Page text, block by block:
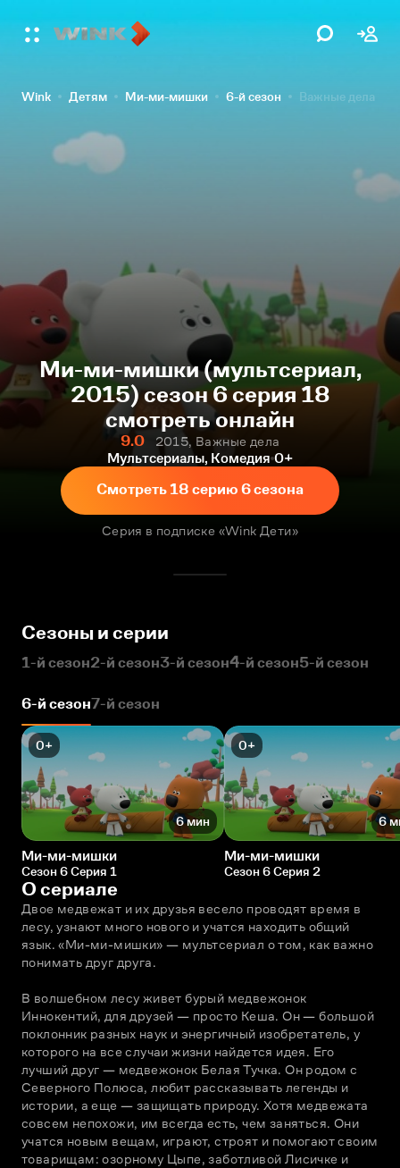
Wink Детям Ми-ми-мишки 6-й сезон Важные дела
Ми-ми-мишки (мультсериал,
2015) сезон 6 серия 18
смотреть онлайн
9.0
2015, Важные дела
Мультсериалы, Комедия 0+
Смотреть 18 серию 6 сезона
Серия в подписке «Wink Дети»
Сезоны и серии
1-й сезон2-й сезон3-й сезон4-й сезон5-й сезон
6-й сезон7-й сезон
0+
6 мин
Ми-ми-мишки
Сезон 6 Серия 1
0+
6
Ми-ми-мишки
Сезон 6 Серия 2
О сериале
Двое медвежат и их друзья весело проводят время в
лесу, узнают много нового и учатся находить общий
язык. «Ми-ми-мишки» — мультсериал о том, как важно
понимать друг друга.
В волшебном лесу живет бурый медвежонок
Иннокентий, для друзей — просто Кеша. Он — большой
поклонник разных наук и энергичный изобретатель, у
которого на все случаи жизни найдется идея. Его
лучший друг — медвежонок Белая Тучка. Он родом с
Северного Полюса, любит рассказывать легенды и
истории, а еще — защищать природу. Хотя медвежата
совсем непохожи, им всегда есть, чем заняться. Они
учатся новым вещам, играют, строят и помогают своим
товарищам: озорному Цыпе, заботливой Лисичке и